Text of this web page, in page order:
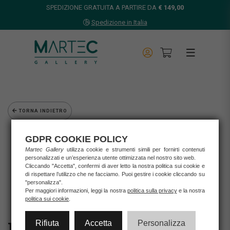
SPEDIZIONE GRATUITA A PARTIRE DA € 149,00
Spedizione in Italia
TORNA INDIETRO
Opere d'arte
Grafica d'autore
Diego Santini
DIEGO SANTINI - "DA QUASSU' TUTTO BENE!"
GDPR COOKIE POLICY
Martec Gallery utilizza cookie e strumenti simili per fornirti contenuti
personalizzati e un’esperienza utente ottimizzata nel nostro sito web.
Cliccando "Accetta", confermi di aver letto la nostra politica sui cookie e
di rispettare l’utilizzo che ne facciamo. Puoi gestire i cookie cliccando su
"personalizza".
Per maggiori informazioni, leggi la nostra politica sulla privacye la nostra
politica sui cookie
Rifiuta Accetta Personalizza